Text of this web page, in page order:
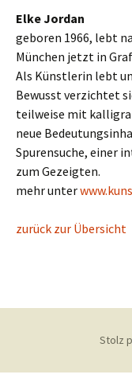
Elke Jordan
geboren 1966, lebt
München jetzt in
Als Künstlerin lebt
Bewusst verzichtet
teilweise mit
neue
Spurensuche, einer
zum Gezeigten.
mehr unter
zurück zur Übersicht
Stolz